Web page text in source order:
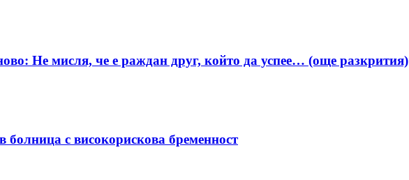
Не мисля, че е раждан друг, който да успее… (още разкрития)
с високорискова бременност